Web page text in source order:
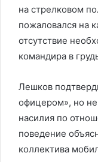
на стрелковом
пожаловался на
отсутствие
командира в
Лешков
офицером», но
насилия по
поведение
коллектива